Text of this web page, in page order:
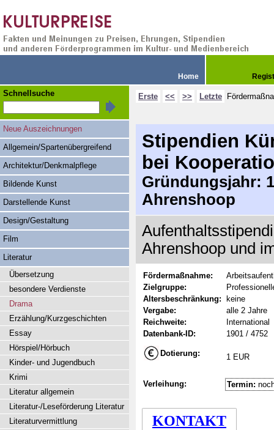
Home
Erste << >> Letzte
Stipendien
bei
Gründungsjahr:
Ahrenshoop
Ahrenshoop und
Fördermaßnahme:
Zielgruppe:
Altersbeschränkung:
keine
Vergabe:
alle 2 Jahre
Reichweite:
International
Datenbank-ID:
1901 / 4752
Dotierung: 1 EUR
Verleihung: Termin:
KONTAKT
Schnellsuche
Neue Auszeichnungen
Allgemein/Spartenübergreifend
Architektur/Denkmalpflege
Bildende Kunst
Darstellende Kunst
Design/Gestaltung
Film
Literatur
Übersetzung
besondere Verdienste
Drama
Erzählung/Kurzgeschichten
Essay
Hörspiel/Hörbuch
Kinder- und Jugendbuch
Krimi
Literatur allgemein
Literatur-/Leseförderung Literatur
Literaturvermittlung